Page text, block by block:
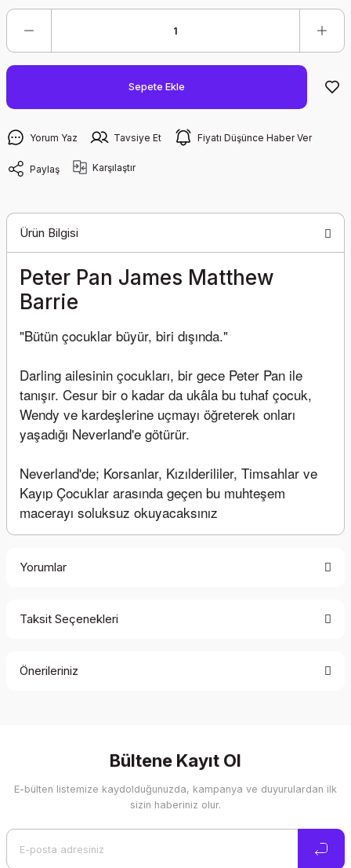
Sepete Ekle
Yorum Yaz Tavsiye Et Fiyatı Düşünce Haber Ver
Paylaş Karşılaştır
Ürün Bilgisi
Peter Pan James Matthew
Barrie
"Bütün çocuklar büyür, biri dışında."
Darling ailesinin çocukları, bir gece Peter Pan ile
tanışır. Cesur bir o kadar da ukâla bu tuhaf çocuk,
Wendy ve kardeşlerine uçmayı öğreterek onları
yaşadığı Neverland'e götürür.
Neverland'de; Korsanlar, Kızılderililer, Timsahlar ve
Kayıp Çocuklar arasında geçen bu muhteşem
macerayı soluksuz okuyacaksınız
Yorumlar
Taksit Seçenekleri
Önerileriniz
Görüş ve önerileriniz için teşekkür ederiz.
Ürün resmi kalitesiz, bozuk veya görüntülenemiyor.
Bültene Kayıt Ol
E-bülten listemize kaydolduğunuzda, kampanya ve duyurulardan ilk
sizin haberiniz olur.